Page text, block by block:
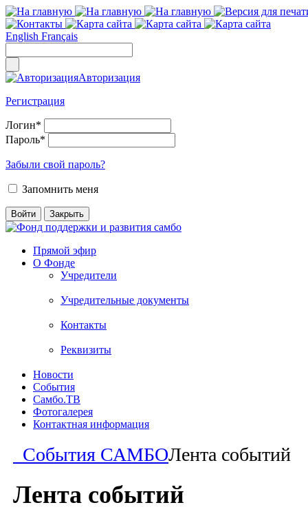
English Français
Авторизация
Регистрация
Логин*
Пароль*
Забыли свой пароль?
Запомнить меня
Прямой эфир
О Фонде
Учредители
Учредительные документы
Контакты
Реквизиты
Новости
События
Самбо.ТВ
Фотогалерея
Контактная информация
События САМБОЛента событий
Лента событий